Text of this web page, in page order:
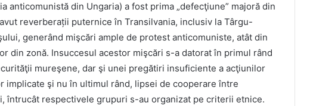
anticomunistă din Ungaria) a fost prima „defecţiune” majoră din
reverberații puternice în Transilvania, inclusiv la Târgu-
generând mişcări ample de protest anticomuniste, atât din
din zonă. Insuccesul acestor mişcări s-a datorat în primul rând
mureşene, dar şi unei pregătiri insuficiente a acţiunilor
implicate şi nu în ultimul rând, lipsei de cooperare între
întrucât respectivele grupuri s-au organizat pe criterii etnice.